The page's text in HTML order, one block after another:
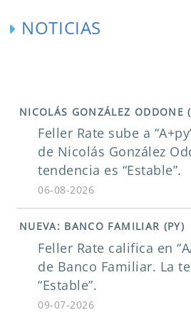
NOTICIAS
NICOLÁS GONZÁLEZ ODDONE
Feller Rate sube a
de Nicolás González
tendencia es “Estable”.
06-08-2026
NUEVA: BANCO FAMILIAR (PY)
Feller Rate califica en
de Banco Familiar. La
“Estable”.
09-07-2026